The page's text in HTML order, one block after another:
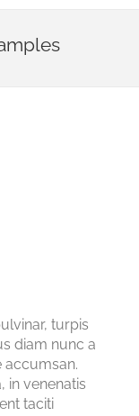
turpis
diam nunc a
accumsan.
in venenatis
taciti